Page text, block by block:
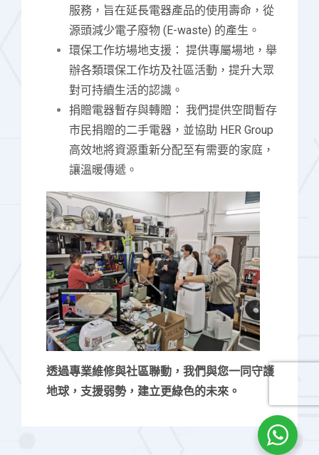
服務，旨在延長電器產品的使用壽命，從
源頭減少電子廢物 (E-waste) 的產生。
環保工作坊場地支援： 提供專屬場地，舉
辦各類環保工作坊及社區活動，提升大眾
對可持續生活的認識。
捐贈電器暫存與轉贈： 我們提供空間暫存
市民捐贈的二手電器，並協助 HER Group
高效地將資源重新分配至有需要的家庭，
讓溫暖傳遞。
透過專業維修與社區聯動，我們與您一同守護
地球，支援弱勢，建立更綠色的未來。